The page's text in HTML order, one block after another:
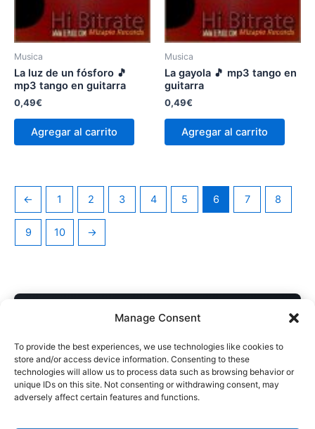
Manage Consent
To provide the best experiences, we use technologies like cookies to
store and/or access device information. Consenting to these
technologies will allow us to process data such as browsing behavior or
unique IDs on this site. Not consenting or withdrawing consent, may
adversely affect certain features and functions.
Musica
La luz de un fósforo 🎵
mp3 tango en guitarra
0,49€
Agregar al carrito
Musica
La gayola 🎵 mp3 tango en
guitarra
0,49€
Agregar al carrito
← 1 2 3 4 5 6 7 8
9 10 →
COMPRA DIRECTA AL AUTOR
Descarga inmediata • Acceso desde cualquier dispositivo
Soporte personal si necesitás ayuda con el archivo
Sin intermediarios · Apoyás directamente al artista